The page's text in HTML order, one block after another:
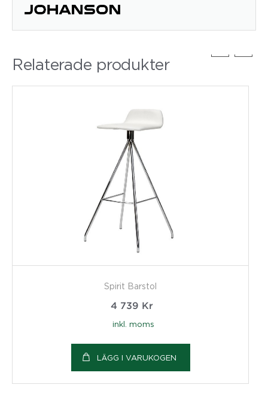
Relaterade produkter
Spirit Barstol
4 739 Kr
inkl. moms
LÄGG I VARUKOGEN